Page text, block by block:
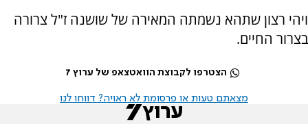
ויהי רצון שתהא נשמתה המאירה של שושנה ז"ל צרורה
בצרור החיים.
הצטרפו לקבוצת הוואטצאפ של ערוץ 7
מצאתם טעות או פרסומת לא ראויה? דווחו לנו